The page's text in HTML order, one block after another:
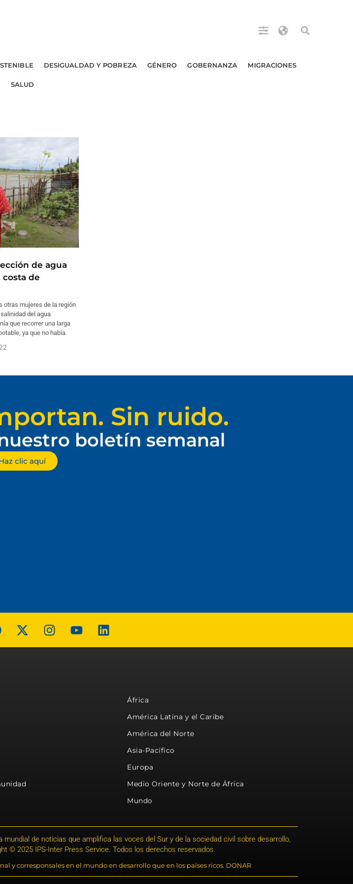
DESIGUALDAD Y POBREZA GÉNERO GOBERNANZA MIGRACIONES
SALUD
de agua
costa de
otras mujeres de la región
del agua
que recorrer una larga
ya que no había
Sin ruido.
boletín semanal
clic aquí
África
América Latina y el Caribe
América del Norte
Asia-Pacífico
Europa
Medio Oriente y Norte de África
Mundo
de noticias que amplifica las voces del Sur y de la sociedad civil sobre desarrollo,
© 2025 IPS-Inter Press Service. Todos los derechos reservados.
y corresponsales en el mundo en desarrollo que en los países ricos. DONAR